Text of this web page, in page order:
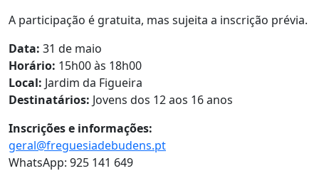
A participação é gratuita, mas sujeita a inscrição prévia.
Data: 31 de maio
Horário: 15h00 às 18h00
Local: Jardim da Figueira
Destinatários: Jovens dos 12 aos 16 anos
Inscrições e informações:
geral@freguesiadebudens.pt
WhatsApp: 925 141 649